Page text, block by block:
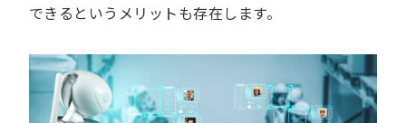
できるというメリットも存在します。